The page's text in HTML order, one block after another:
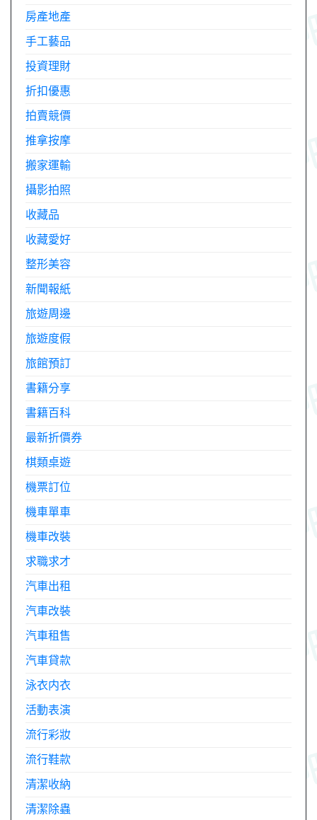
房產地產
手工藝品
投資理財
折扣優惠
拍賣競價
推拿按摩
搬家運輸
攝影拍照
收藏品
收藏愛好
整形美容
新聞報紙
旅遊周邊
旅遊度假
旅館預訂
書籍分享
書籍百科
最新折價券
棋類桌遊
機票訂位
機車單車
機車改裝
求職求才
汽車出租
汽車改裝
汽車租售
汽車貸款
泳衣内衣
活動表演
流行彩妝
流行鞋款
清潔收納
清潔除蟲